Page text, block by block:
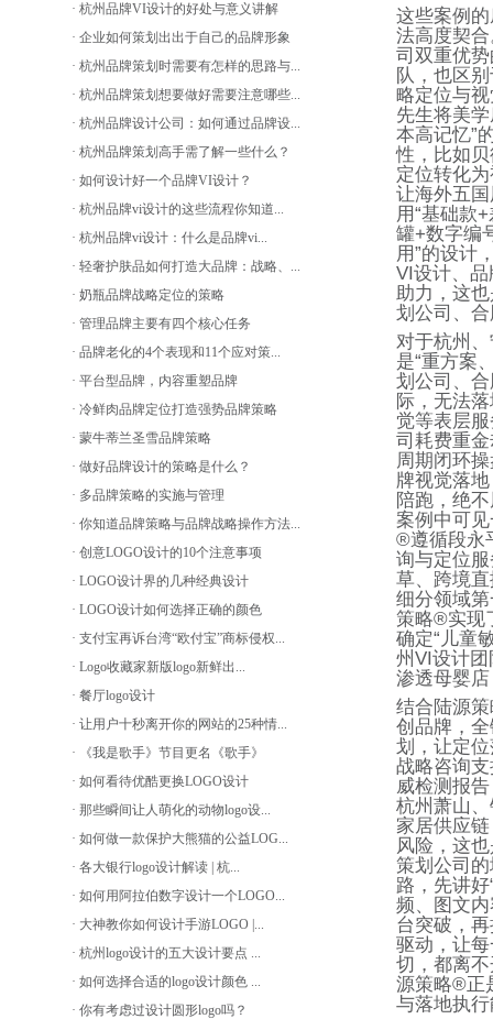
· 杭州品牌VI设计的好处与意义讲解
· 企业如何策划出出于自己的品牌形象
· 杭州品牌策划时需要有怎样的思路与...
· 杭州品牌策划想要做好需要注意哪些...
· 杭州品牌设计公司：如何通过品牌设...
· 杭州品牌策划高手需了解一些什么？
· 如何设计好一个品牌VI设计？
· 杭州品牌vi设计的这些流程你知道...
· 杭州品牌vi设计：什么是品牌vi...
· 轻奢护肤品如何打造大品牌：战略、...
· 奶瓶品牌战略定位的策略
· 管理品牌主要有四个核心任务
· 品牌老化的4个表现和11个应对策...
· 平台型品牌，内容重塑品牌
· 冷鲜肉品牌定位打造强势品牌策略
· 蒙牛蒂兰圣雪品牌策略
· 做好品牌设计的策略是什么？
· 多品牌策略的实施与管理
· 你知道品牌策略与品牌战略操作方法...
· 创意LOGO设计的10个注意事项
· LOGO设计界的几种经典设计
· LOGO设计如何选择正确的颜色
· 支付宝再诉台湾“欧付宝”商标侵权...
· Logo收藏家新版logo新鲜出...
· 餐厅logo设计
· 让用户十秒离开你的网站的25种情...
· 《我是歌手》节目更名《歌手》
· 如何看待优酷更换LOGO设计
· 那些瞬间让人萌化的动物logo设...
· 如何做一款保护大熊猫的公益LOG...
· 各大银行logo设计解读 | 杭...
· 如何用阿拉伯数字设计一个LOGO...
· 大神教你如何设计手游LOGO |...
· 杭州logo设计的五大设计要点 ...
· 如何选择合适的logo设计颜色 ...
· 你有考虑过设计圆形logo吗？
这些案例
法高度契
司双重优
队，也区
略定位与
先生将美
本高记忆”
性，比如
定位转化
让海外五
用“基础款+
罐+数字编
用”的设计
VI设计、
助力，这
划公司、
对于杭州
是“重方案
划公司、
际，无法
觉等表层
司耗费重
周期闭环
牌视觉落
陪跑，绝
案例中可
®遵循段永
询与定位
草、跨境
细分领域
策略®实现
确定“ 儿童
州 VI设计
渗透母婴
结合陆源
创品牌，
划，让定
战略咨询
威检测报
杭州萧山
家居供应
风险，这
策划公司
路，先讲好
频、图文
台突破，
驱动，让
切，都离
源策略®正
与落地执